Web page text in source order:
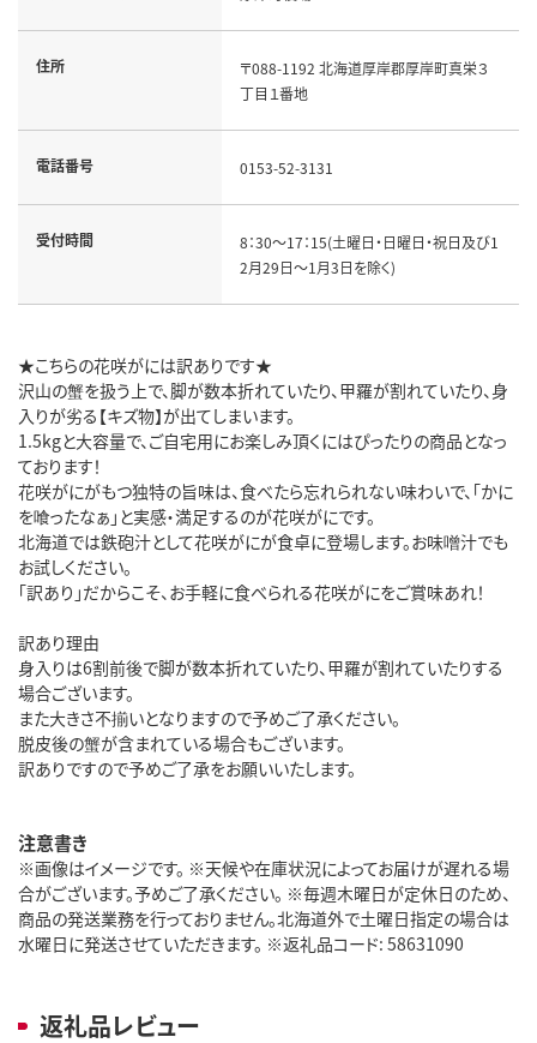
住所
〒088-1192 北海道厚岸郡厚岸町真栄３
丁目１番地
電話番号 0153-52-3131
受付時間
8：30～17：15(土曜日・日曜日・祝日及び1
2月29日～1月3日を除く)
★こちらの花咲がには訳ありです★
沢山の蟹を扱う上で、脚が数本折れていたり、甲羅が割れていたり、身
入りが劣る【キズ物】が出てしまいます。
1.5kgと大容量で、ご自宅用にお楽しみ頂くにはぴったりの商品となっ
ております！
花咲がにがもつ独特の旨味は、食べたら忘れられない味わいで、「かに
を喰ったなぁ」と実感・満足するのが花咲がにです。
北海道では鉄砲汁として花咲がにが食卓に登場します。お味噌汁でも
お試しください。
「訳あり」だからこそ、お手軽に食べられる花咲がにをご賞味あれ！
訳あり理由
身入りは6割前後で脚が数本折れていたり、甲羅が割れていたりする
場合ございます。
また大きさ不揃いとなりますので予めご了承ください。
脱皮後の蟹が含まれている場合もございます。
訳ありですので予めご了承をお願いいたします。
注意書き
※画像はイメージです。 ※天候や在庫状況によってお届けが遅れる場
合がございます。予めご了承ください。 ※毎週木曜日が定休日のため、
商品の発送業務を行っておりません。北海道外で土曜日指定の場合は
水曜日に発送させていただきます。 ※返礼品コード: 58631090
返礼品レビュー